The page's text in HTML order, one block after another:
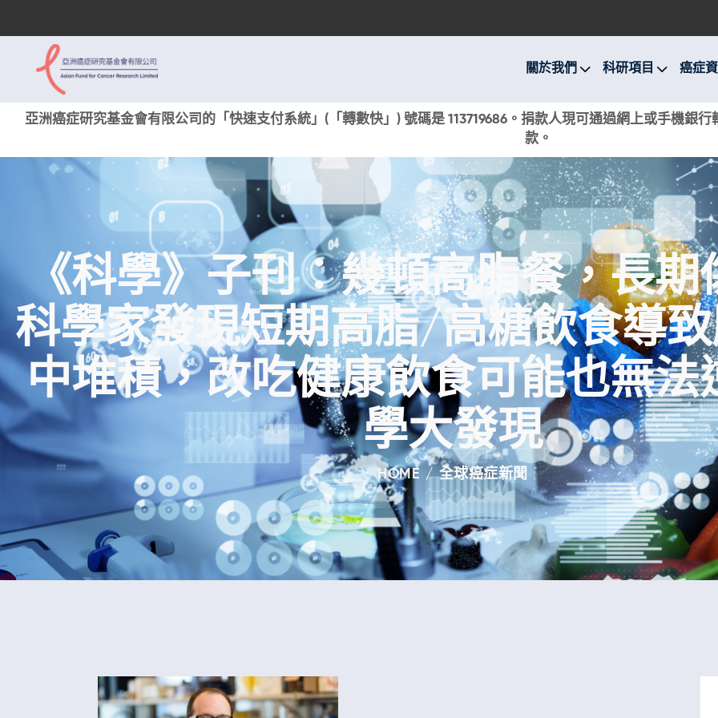
關於我們 科研項目 癌症
亞洲癌症研究基金會有限公司的「快速支付系統」(「轉數快」) 號碼是 113719686。捐款人現可通過網上或手機銀
款。
《科學》子刊：幾頓高脂餐，長期
科學家發現短期高脂/高糖飲食導
中堆積，改吃健康飲食可能也無法
學大發現
HOME 全球癌症新聞
癌症資訊
活動與獎項
新聞
捐款支持
現在捐贈